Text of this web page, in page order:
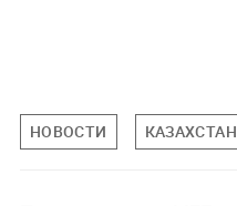
НОВОСТИ КАЗАХСТАН